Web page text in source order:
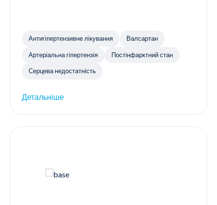
Антигіпертензивне лікування Валсартан
Артеріальна гіпертензія Постінфарктний стан
Серцева недостатність
Детальніше